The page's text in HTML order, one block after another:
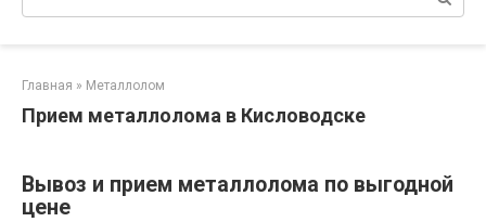
Главная » Металлолом
Прием металлолома в Кисловодске
Вывоз и прием металлолома по выгодной
цене